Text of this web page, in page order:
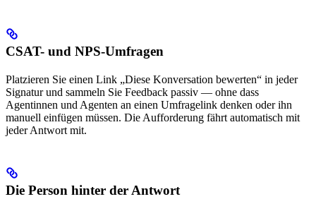
CSAT- und NPS-Umfragen
Platzieren Sie einen Link „Diese Konversation bewerten“ in jeder
Signatur und sammeln Sie Feedback passiv — ohne dass
Agentinnen und Agenten an einen Umfragelink denken oder ihn
manuell einfügen müssen. Die Aufforderung fährt automatisch mit
jeder Antwort mit.
Die Person hinter der Antwort